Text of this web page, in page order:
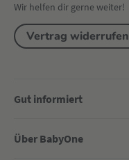
Wir helfen dir gerne weiter!
Vertrag widerrufen
Gut informiert
Über BabyOne